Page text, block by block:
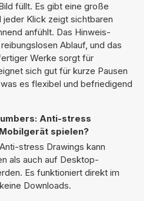
füllt. Es gibt eine große
jeder Klick zeigt sichtbaren
anfühlt. Das Hinweis-
Ablauf, und das
Werke sorgt für
sich gut für kurze Pausen
es flexibel und befriedigend
Anti-stress
spielen?
stress Drawings kann
als auch auf Desktop-
Es funktioniert direkt im
Downloads.